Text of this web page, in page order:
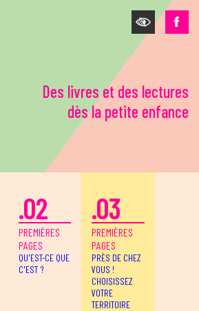
Des livres et des lectures
dès la petite enfance
.02
PREMIÈRES
PAGES
QU'EST-CE QUE
C'EST ?
.03
PREMIÈRES
PAGES
PRÈS DE CHEZ
VOUS !
CHOISISSEZ
VOTRE
TERRITOIRE